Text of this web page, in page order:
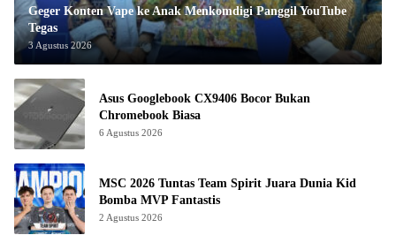
Geger Konten Vape ke Anak Menkomdigi Panggil YouTube
Tegas
3 Agustus 2026
Asus Googlebook CX9406 Bocor Bukan
Chromebook Biasa
6 Agustus 2026
MSC 2026 Tuntas Team Spirit Juara Dunia Kid
Bomba MVP Fantastis
2 Agustus 2026